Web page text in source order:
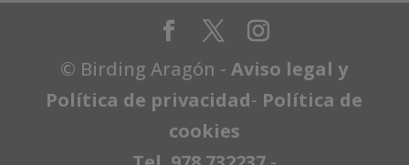
© Birding Aragón -Aviso legal y
Política de privacidad- Política de
cookies